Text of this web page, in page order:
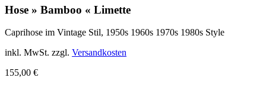
Hose » Bamboo « Limette
Caprihose im Vintage Stil, 1950s 1960s 1970s 1980s Style
inkl. MwSt. zzgl. Versandkosten
155,00 €